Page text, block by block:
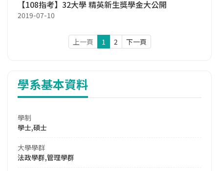
【108指考】32大學 精英新生獎學金大公開
2019-07-10
上一頁 1 2 下一頁
學系基本資料
學制
學士,碩士
大學學群
法政學群,管理學群